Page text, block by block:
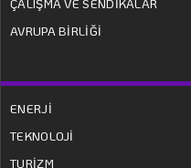
AVRUPA BİRLİĞİ
ENERJİ
TEKNOLOJİ
TURİZM